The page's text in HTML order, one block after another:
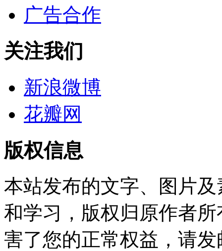
广告合作
关注我们
新浪微博
花瓣网
版权信息
本站发布的文字、图片
和学习，版权归原作者
害了您的正常权益，请发